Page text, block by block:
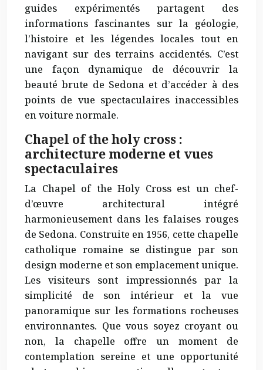
guides expérimentés partagent des
informations fascinantes sur la géologie,
l’histoire et les légendes locales tout en
navigant sur des terrains accidentés. C’est
une façon dynamique de découvrir la
beauté brute de Sedona et d’accéder à des
points de vue spectaculaires inaccessibles
en voiture normale.
Chapel of the holy cross :
architecture moderne et vues
spectaculaires
La Chapel of the Holy Cross est un chef-
d’œuvre architectural intégré
harmonieusement dans les falaises rouges
de Sedona. Construite en 1956, cette chapelle
catholique romaine se distingue par son
design moderne et son emplacement unique.
Les visiteurs sont impressionnés par la
simplicité de son intérieur et la vue
panoramique sur les formations rocheuses
environnantes. Que vous soyez croyant ou
non, la chapelle offre un moment de
contemplation sereine et une opportunité